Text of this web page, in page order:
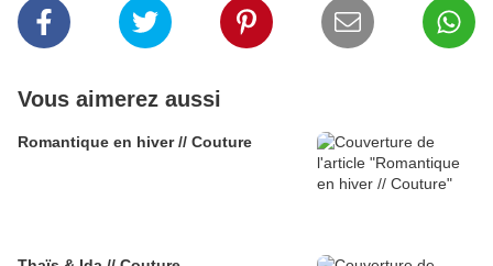
Vous aimerez aussi
Romantique en hiver // Couture